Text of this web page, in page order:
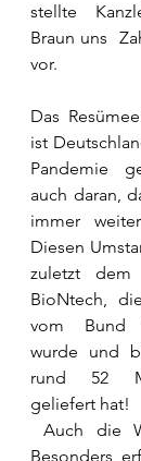
stellte
Braun uns
vor.
Das
ist
Pandemie
auch daran,
immer
Diesen
zuletzt
BioNtech,
vom Bund
wurde und
rund 52
geliefert hat!
Besonders